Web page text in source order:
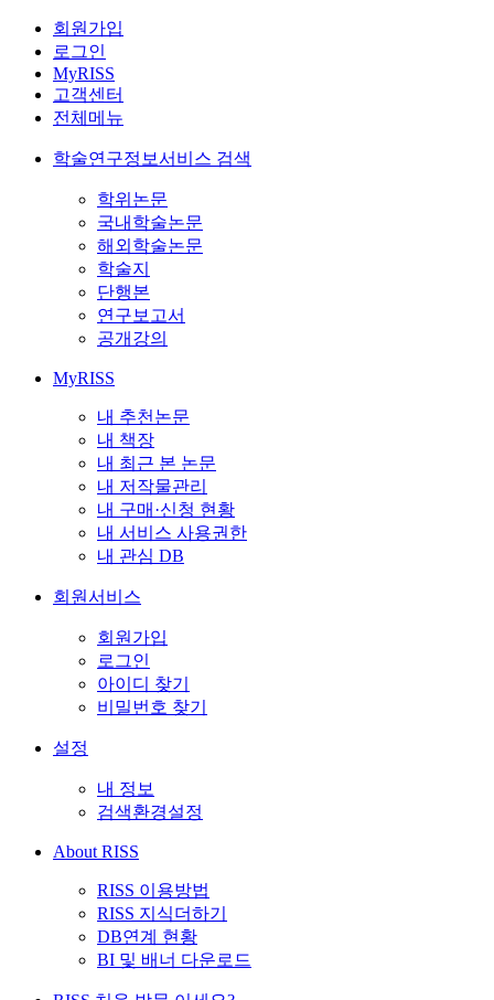
회원가입
로그인
MyRISS
고객센터
전체메뉴
학술연구정보서비스 검색
학위논문
국내학술논문
해외학술논문
학술지
단행본
연구보고서
공개강의
MyRISS
내 추천논문
내 책장
내 최근 본 논문
내 저작물관리
내 구매·신청 현황
내 서비스 사용권한
내 관심 DB
회원서비스
회원가입
로그인
아이디 찾기
비밀번호 찾기
설정
내 정보
검색환경설정
About RISS
RISS 이용방법
RISS 지식더하기
DB연계 현황
BI 및 배너 다운로드